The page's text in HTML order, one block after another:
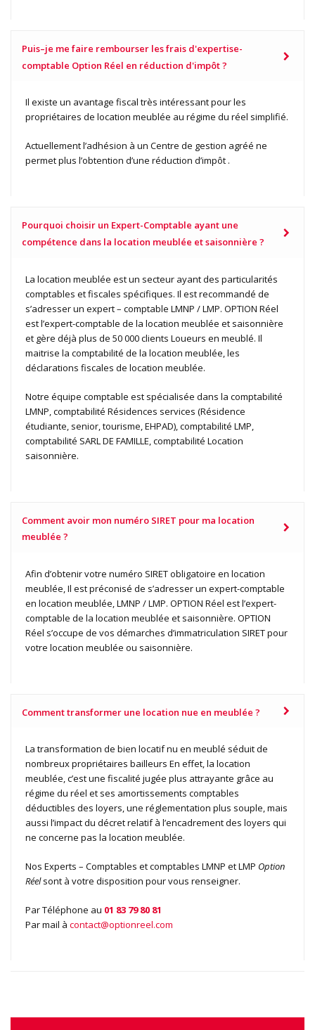
Puis–je me faire rembourser les frais d'expertise-
comptable Option Réel en réduction d'impôt ?
Il existe un avantage fiscal très intéressant pour les
propriétaires de location meublée au régime du réel simplifié.
Actuellement l’adhésion à un Centre de gestion agréé ne
permet plus l’obtention d’une réduction d’impôt .
Pourquoi choisir un Expert-Comptable ayant une
compétence dans la location meublée et saisonnière ?
La location meublée est un secteur ayant des particularités
comptables et fiscales spécifiques. Il est recommandé de
s’adresser un expert – comptable LMNP / LMP. OPTION Réel
est l’expert-comptable de la location meublée et saisonnière
et gère déjà plus de 50 000 clients Loueurs en meublé. Il
maitrise la comptabilité de la location meublée, les
déclarations fiscales de location meublée.
Notre équipe comptable est spécialisée dans la comptabilité
LMNP, comptabilité Résidences services (Résidence
étudiante, senior, tourisme, EHPAD), comptabilité LMP,
comptabilité SARL DE FAMILLE, comptabilité Location
saisonnière.
Comment avoir mon numéro SIRET pour ma location
meublée ?
Afin d’obtenir votre numéro SIRET obligatoire en location
meublée, Il est préconisé de s’adresser un expert-comptable
en location meublée, LMNP / LMP. OPTION Réel est l’expert-
comptable de la location meublée et saisonnière. OPTION
Réel s’occupe de vos démarches d’immatriculation SIRET pour
votre location meublée ou saisonnière.
Comment transformer une location nue en meublée ?
La transformation de bien locatif nu en meublé séduit de
nombreux propriétaires bailleurs En effet, la location
meublée, c’est une fiscalité jugée plus attrayante grâce au
régime du réel et ses amortissements comptables
déductibles des loyers, une réglementation plus souple, mais
aussi l’impact du décret relatif à l’encadrement des loyers qui
ne concerne pas la location meublée.
Nos Experts – Comptables et comptables LMNP et LMP Option
Réelsont à votre disposition pour vous renseigner.
Par Téléphone au 01 83 79 80 81
Par mail à contact@optionreel.com